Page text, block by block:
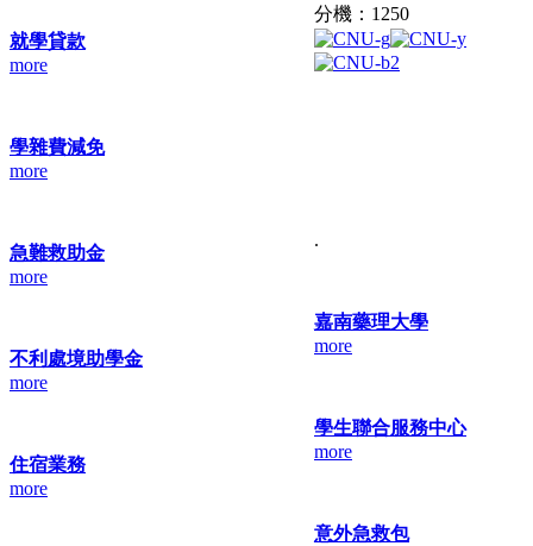
就學貸款
more
學雜費減免
more
急難救助金
more
不利處境助學金
more
住宿業務
more
分機：1250
.
嘉南藥理大學
more
學生聯合服務中心
more
意外急救包